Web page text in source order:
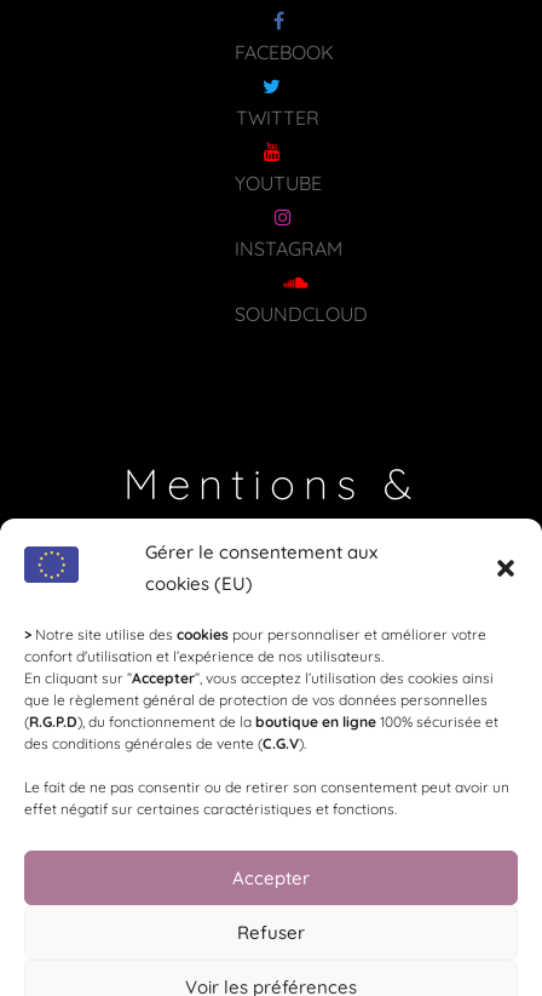
Gérer le consentement aux
cookies (EU)
> Notre site utilise des cookies pour personnaliser et améliorer votre
confort d'utilisation et l’expérience de nos utilisateurs.
En cliquant sur ”Accepter”, vous acceptez l’utilisation des cookies ainsi
que le règlement général de protection de vos données personnelles
(R.G.P.D), du fonctionnement de la boutique en ligne 100% sécurisée et
des conditions générales de vente (C.G.V).
Le fait de ne pas consentir ou de retirer son consentement peut avoir un
effet négatif sur certaines caractéristiques et fonctions.
Accepter
Refuser
Voir les préférences
FACEBOOK
TWITTER
YOUTUBE
INSTAGRAM
SOUNDCLOUD
Mentions &
Coordonnées
santé, à consommer avec modération !
SYNDICAT DES VIGNERONS LES
RICEYS
Président: Geoffrey Péhu -Trésorier: Sébastien Bauser -
Communication
: Arnaud Gallimard -
contact@vignerons-les-riceys.com
Made byWEB3-DESIGN